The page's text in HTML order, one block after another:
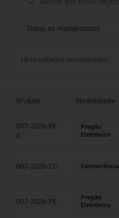
Todas as modalidades
10 resultados encontrados
Nº/Ano Modalidade
007-2026-PE-
R
Pregão
Eletrônico
007-2026-CO Concorrência
007-2026-PE
Pregão
Eletrônico